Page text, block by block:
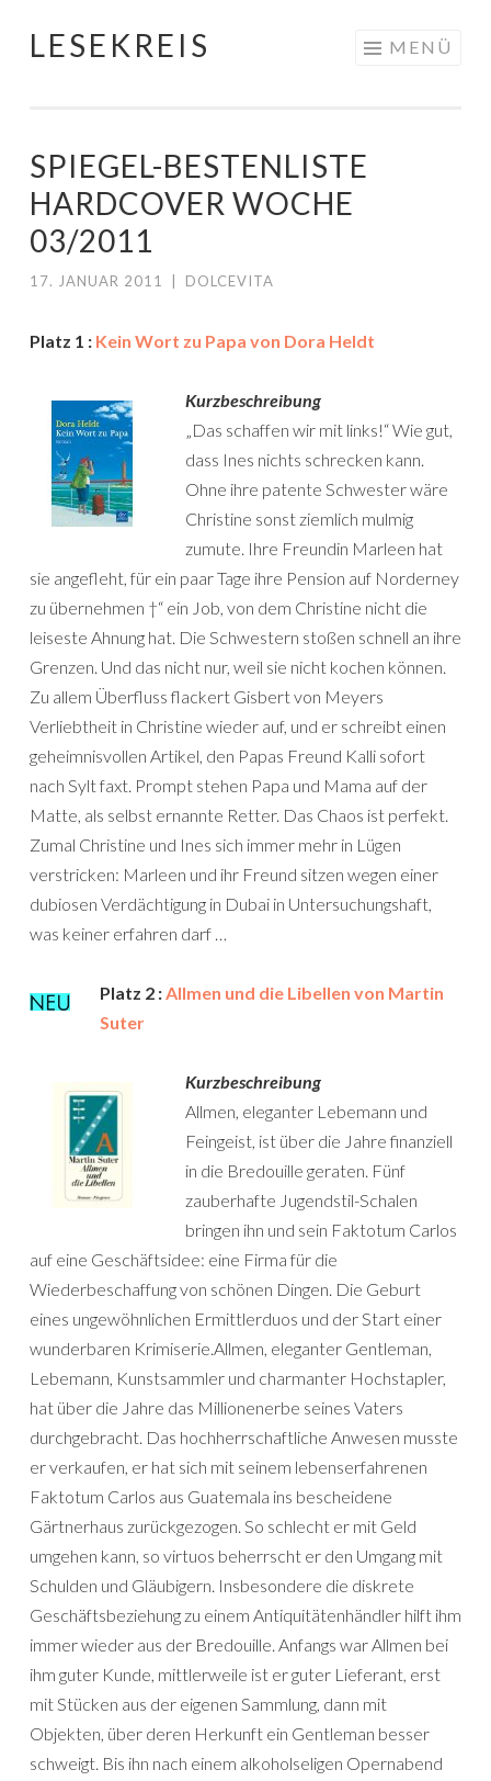
Springe
LESEKREIS MENÜ
SPIEGEL-BESTENLISTE
HARDCOVER WOCHE
03/2011
17. JANUAR 2011 DOLCEVITA
Platz 1 : Kein Wort zu Papa von Dora Heldt
Kurzbeschreibung
„Das schaffen wir mit links!“ Wie gut,
dass Ines nichts schrecken kann.
Ohne ihre patente Schwester wäre
Christine sonst ziemlich mulmig
zumute. Ihre Freundin Marleen hat
sie angefleht, für ein paar Tage ihre Pension auf Norderney
zu übernehmen †“ ein Job, von dem Christine nicht die
leiseste Ahnung hat. Die Schwestern stoßen schnell an ihre
Grenzen. Und das nicht nur, weil sie nicht kochen können.
Zu allem Überfluss flackert Gisbert von Meyers
Verliebtheit in Christine wieder auf, und er schreibt einen
geheimnisvollen Artikel, den Papas Freund Kalli sofort
nach Sylt faxt. Prompt stehen Papa und Mama auf der
Matte, als selbst ernannte Retter. Das Chaos ist perfekt.
Zumal Christine und Ines sich immer mehr in Lügen
verstricken: Marleen und ihr Freund sitzen wegen einer
dubiosen Verdächtigung in Dubai in Untersuchungshaft,
was keiner erfahren darf …
Platz 2 :Allmen und die Libellen von Martin
Suter
Kurzbeschreibung
Allmen, eleganter Lebemann und
Feingeist, ist über die Jahre finanziell
in die Bredouille geraten. Fünf
zauberhafte Jugendstil-Schalen
bringen ihn und sein Faktotum Carlos
auf eine Geschäftsidee: eine Firma für die
Wiederbeschaffung von schönen Dingen. Die Geburt
eines ungewöhnlichen Ermittlerduos und der Start einer
wunderbaren Krimiserie.Allmen, eleganter Gentleman,
Lebemann, Kunstsammler und charmanter Hochstapler,
hat über die Jahre das Millionenerbe seines Vaters
durchgebracht. Das hochherrschaftliche Anwesen musste
er verkaufen, er hat sich mit seinem lebenserfahrenen
Faktotum Carlos aus Guatemala ins bescheidene
Gärtnerhaus zurückgezogen. So schlecht er mit Geld
umgehen kann, so virtuos beherrscht er den Umgang mit
Schulden und Gläubigern. Insbesondere die diskrete
Geschäftsbeziehung zu einem Antiquitätenhändler hilft ihm
immer wieder aus der Bredouille. Anfangs war Allmen bei
ihm guter Kunde, mittlerweile ist er guter Lieferant, erst
mit Stücken aus der eigenen Sammlung, dann mit
Objekten, über deren Herkunft ein Gentleman besser
schweigt. Bis ihn nach einem alkoholseligen Opernabend